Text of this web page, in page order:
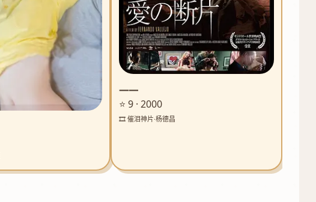
一一
⭐ 9 · 2000
🎞️ 催泪神片·杨德昌